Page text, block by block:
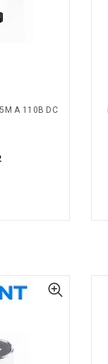
А 110В DC